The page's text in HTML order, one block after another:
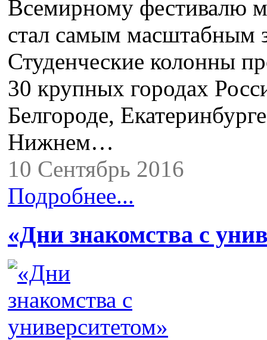
Всемирному фестивалю
стал самым масштабным
Студенческие колонны
30 крупных городах
Белгороде,
Нижнем…
10 Сентябрь 2016
Подробнее...
«Дни знакомства с